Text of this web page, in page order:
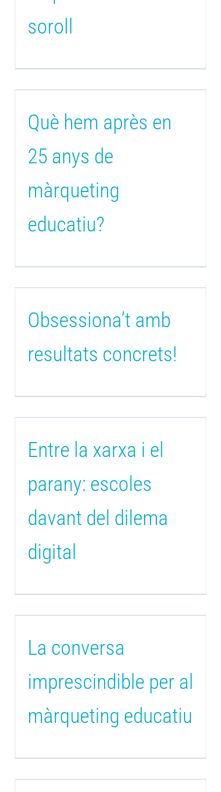
soroll
Què hem après en
25 anys de
màrqueting
educatiu?
Obsessiona’t amb
resultats concrets!
Entre la xarxa i el
parany: escoles
davant del dilema
digital
La conversa
imprescindible per al
màrqueting educatiu